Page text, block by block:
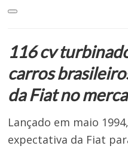
116 cv
carros
da Fiat no
Lançado em maio
expectativa da Fiat